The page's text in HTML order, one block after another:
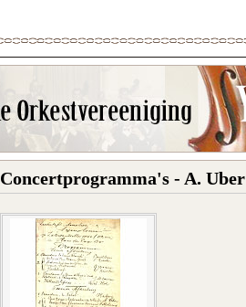
Concertprogramma's - A. Uber